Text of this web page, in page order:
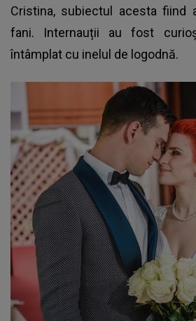
Cristina, subiectul acesta fiind
fani. Internauții au fost
întâmplat cu inelul de logodnă.